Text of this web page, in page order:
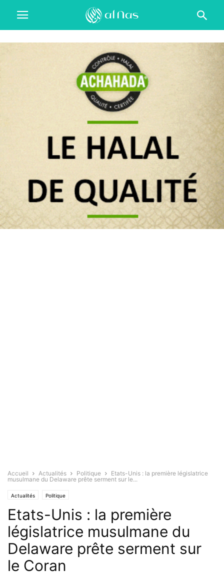
Accueil Actualités Politique
Etats-Unis : la première législatrice
musulmane du Delaware prête serment sur le...
Actualités Politique
Etats-Unis : la première
législatrice musulmane du
Delaware prête serment sur
le Coran